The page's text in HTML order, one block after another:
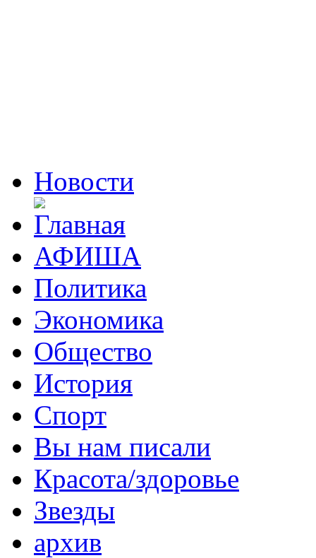
Новости
АФИША
Политика
Экономика
Общество
История
Спорт
Вы нам писали
Красота/здоровье
Звезды
архив